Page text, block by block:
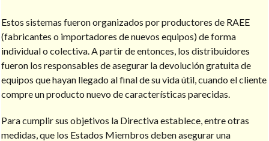
Estos sistemas fueron organizados por productores de RAEE
(fabricantes o importadores de nuevos equipos) de forma
individual o colectiva. A partir de entonces, los distribuidores
fueron los responsables de asegurar la devolución gratuita de
equipos que hayan llegado al final de su vida útil, cuando el cliente
compre un producto nuevo de características parecidas.
Para cumplir sus objetivos la Directiva establece, entre otras
medidas, que los Estados Miembros deben asegurar una